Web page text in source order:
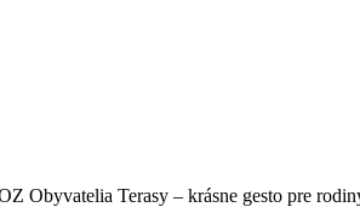
Obyvatelia Terasy – krásne gesto pre